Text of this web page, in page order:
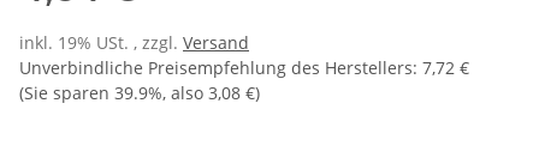
inkl. 19% USt. , zzgl. Versand
Unverbindliche Preisempfehlung des Herstellers: 7,72 €
(Sie sparen 39.9%, also 3,08 €)